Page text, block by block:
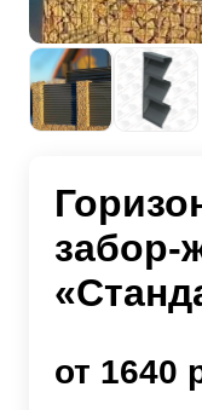
забор-
от 1640